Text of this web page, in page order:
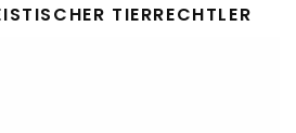
TIERRECHTLER